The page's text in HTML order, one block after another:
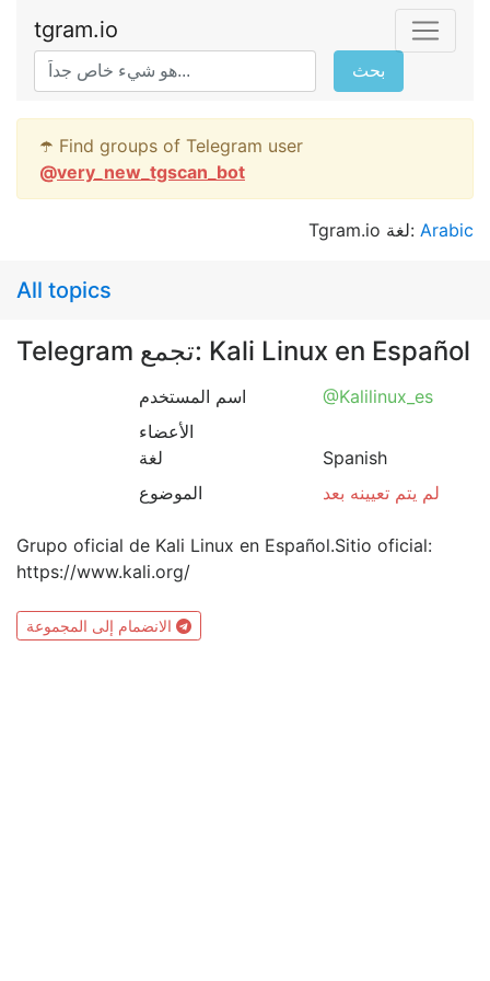
tgram.io
بحث
☂️ Find groups of Telegram user
@very_new_tgscan_bot
Tgram.io لغة: Arabic
All topics
Telegram تجمع: Kali Linux en Español
اسم المستخدم
@Kalilinux_es
الأعضاء
لغة
Spanish
الموضوع
لم يتم تعيينه بعد
Grupo oficial de Kali Linux en Español.Sitio oficial:
https://www.kali.org/